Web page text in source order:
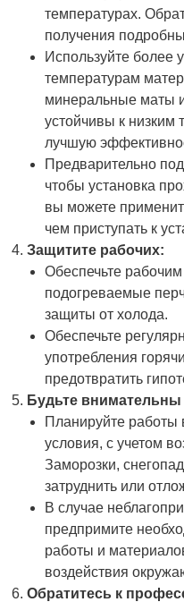
температурах.
получения
Используйте более
температурам
минеральные маты
устойчивы к низким
лучшую
Предварительно
чтобы установка
вы можете
чем приступать к
Защитите рабочих:
Обеспечьте
подогреваемые
защиты от холода.
Обеспечьте
употребления
предотвратить
Будьте внимательны
Планируйте работы
условия, с учетом
Заморозки,
затруднить или
В случае
предпримите
работы и
воздействия
Обратитесь к